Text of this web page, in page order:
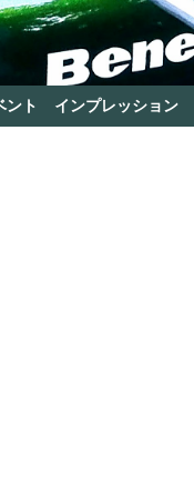
ント インプレッション